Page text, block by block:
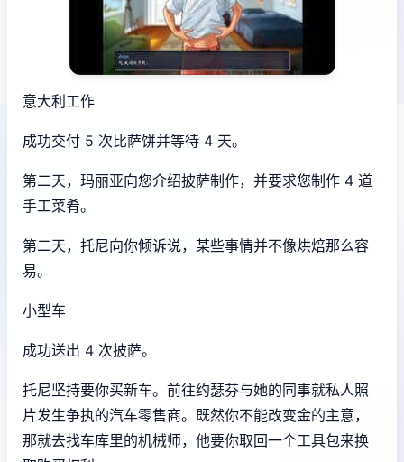
意大利工作
成功交付 5 次比萨饼并等待 4 天。
第二天，玛丽亚向您介绍披萨制作，并要求您制作 4 道
手工菜肴。
第二天，托尼向你倾诉说，某些事情并不像烘焙那么容
易。
小型车
成功送出 4 次披萨。
托尼坚持要你买新车。前往约瑟芬与她的同事就私人照
片发生争执的汽车零售商。既然你不能改变金的主意，
那就去找车库里的机械师，他要你取回一个工具包来换